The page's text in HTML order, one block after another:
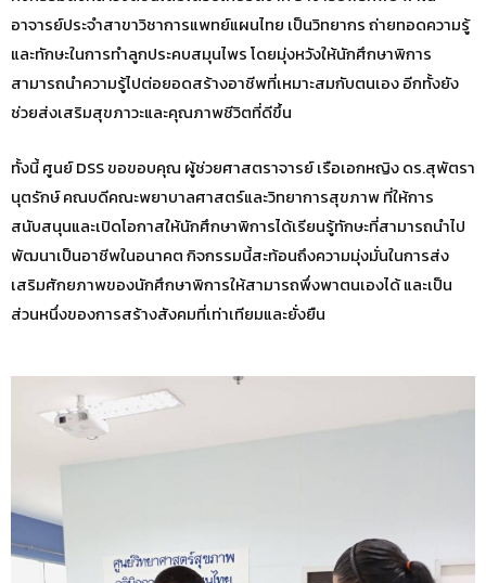
อาจารย์ประจำสาขาวิชาการแพทย์แผนไทย เป็นวิทยากร ถ่ายทอดความรู้
และทักษะในการทำลูกประคบสมุนไพร โดยมุ่งหวังให้นักศึกษาพิการ
สามารถนำความรู้ไปต่อยอดสร้างอาชีพที่เหมาะสมกับตนเอง อีกทั้งยัง
ช่วยส่งเสริมสุขภาวะและคุณภาพชีวิตที่ดีขึ้น
ทั้งนี้ ศูนย์ DSS ขอขอบคุณ ผู้ช่วยศาสตราจารย์ เรือเอกหญิง ดร.สุพัตรา
นุตรักษ์ คณบดีคณะพยาบาลศาสตร์และวิทยาการสุขภาพ ที่ให้การ
สนับสนุนและเปิดโอกาสให้นักศึกษาพิการได้เรียนรู้ทักษะที่สามารถนำไป
พัฒนาเป็นอาชีพในอนาคต กิจกรรมนี้สะท้อนถึงความมุ่งมั่นในการส่ง
เสริมศักยภาพของนักศึกษาพิการให้สามารถพึ่งพาตนเองได้ และเป็น
ส่วนหนึ่งของการสร้างสังคมที่เท่าเทียมและยั่งยืน